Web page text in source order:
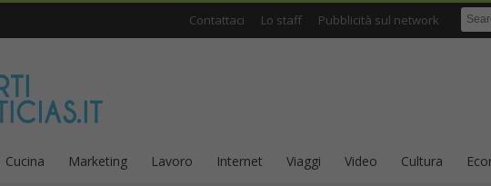
Contattaci Lo staff Pubblicità sul network
Cucina Marketing Lavoro Internet Viaggi Video Cultura